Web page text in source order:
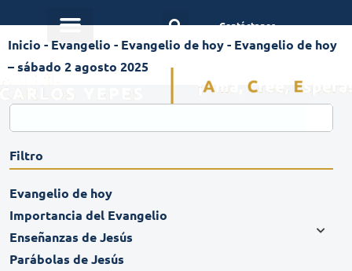
Contáctanos
Inicio - Evangelio - Evangelio de hoy- Evangelio de hoy
– sábado 2 agosto 2025
Filtro
Evangelio de hoy
Importancia del Evangelio
Enseñanzas de Jesús
Parábolas de Jesús